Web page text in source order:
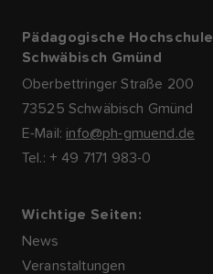
Pädagogische Hochschule
Schwäbisch Gmünd
Oberbettringer Straße 200
73525 Schwäbisch Gmünd
E-Mail: info@ph-gmuend.de
Tel.: + 49 7171 983-0
Wichtige Seiten:
News
Veranstaltungen